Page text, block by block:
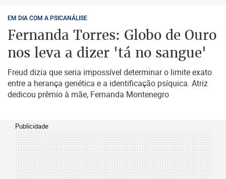
EM DIA COM A PSICANÁLISE
Fernanda Torres: Globo de Ouro
nos leva a dizer 'tá no sangue'
Freud dizia que seria impossível determinar o limite exato
entre a herança genética e a identificação psíquica. Atriz
dedicou prêmio à mãe, Fernanda Montenegro
Publicidade